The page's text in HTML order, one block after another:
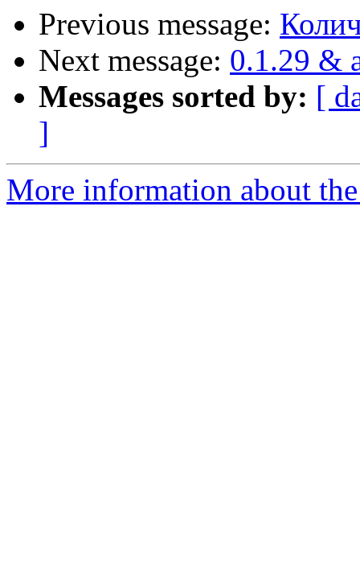
Previous message:
Next message: 0.1.29 &
Messages sorted by: [
]
More information about